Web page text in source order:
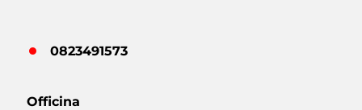
0823491573
Officina